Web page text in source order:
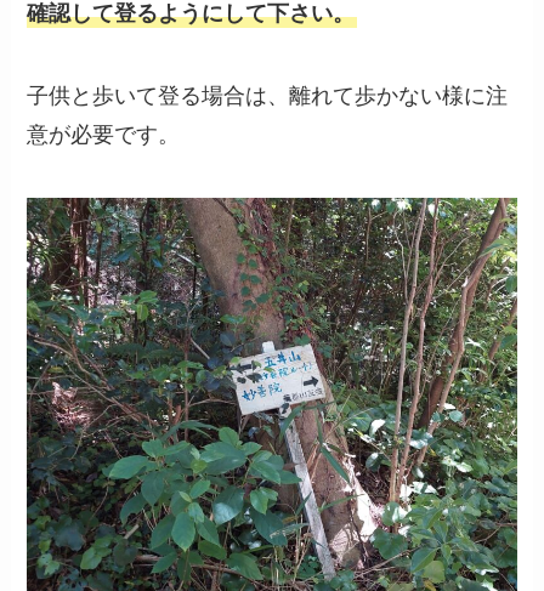
確認して登るようにして下さい。
子供と歩いて登る場合は、離れて歩かない様に注
意が必要です。